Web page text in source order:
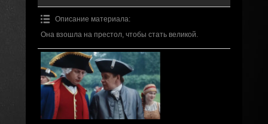
Описание материала:
Она взошла на престол, чтобы стать великой.